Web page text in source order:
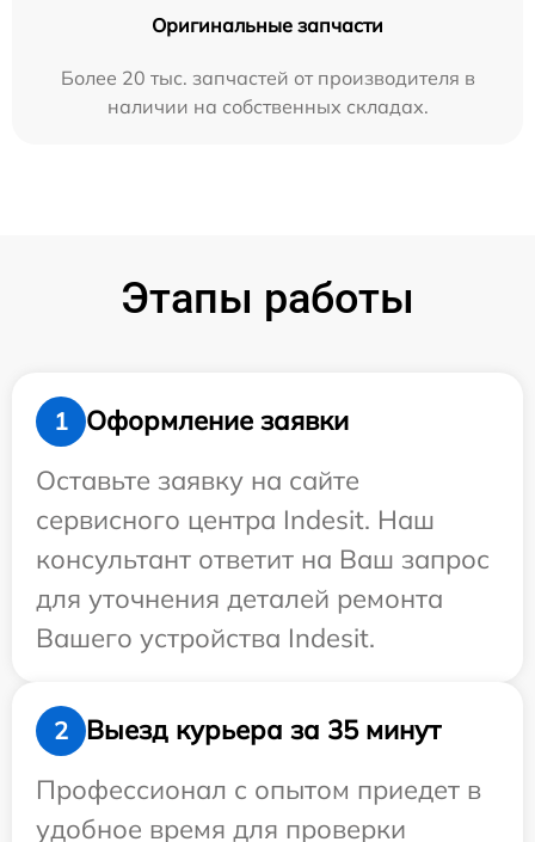
Оригинальные запчасти
Более 20 тыс. запчастей от производителя в
наличии на собственных складах.
Этапы работы
1
Оформление заявки
Оставьте заявку на сайте
сервисного центра Indesit. Наш
консультант ответит на Ваш запрос
для уточнения деталей ремонта
Вашего устройства Indesit.
2
Выезд курьера за 35 минут
Профессионал с опытом приедет в
удобное время для проверки